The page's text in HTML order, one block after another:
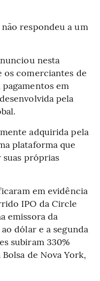
respondeu a um
nesta
os comerciantes de
em
pela
adquirida pela
plataforma que
suas próprias
em evidência
IPO da Circle
emissora da
dólar e a segunda
subiram 330%
de Nova York,